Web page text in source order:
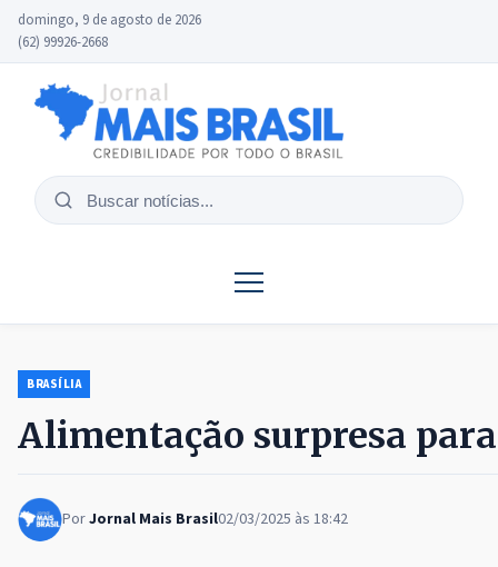
domingo, 9 de agosto de 2026
(62) 99926-2668
Buscar
BRASÍLIA
Alimentação surpresa
PorJornal Mais Brasil02/03/2025 às 18:42